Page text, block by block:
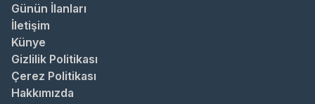
Günün İlanları
İletişim
Künye
Gizlilik Politikası
Çerez Politikası
Hakkımızda